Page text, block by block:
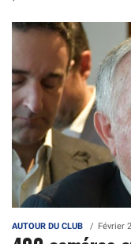
AUTOUR DU CLUB Février